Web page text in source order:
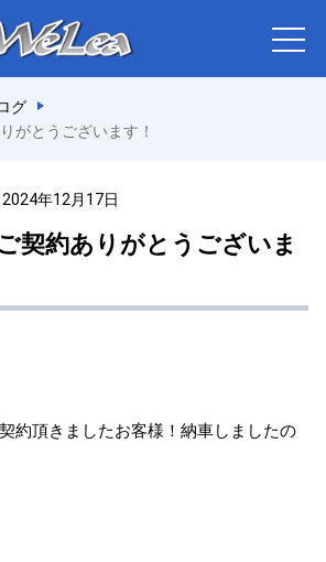
グ
がとうございます！
2024年12月17日
契約ありがとうございま
約頂きましたお客様！納車しましたの